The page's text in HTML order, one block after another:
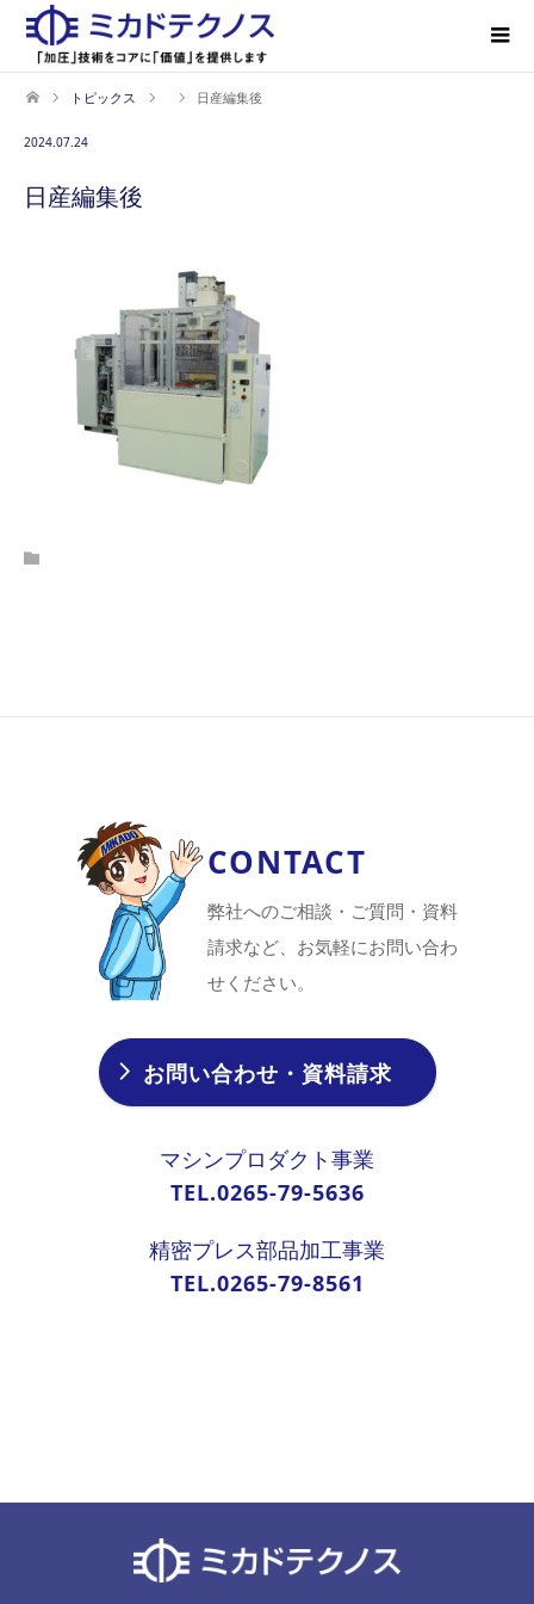
トピックス 日産編集後
2024.07.24
日産編集後
CONTACT
弊社へのご相談・ご質問・資料
請求など、お気軽にお問い合わ
せください。
お問い合わせ・資料請求
マシンプロダクト事業
TEL.0265-79-5636
精密プレス部品加工事業
TEL.0265-79-8561